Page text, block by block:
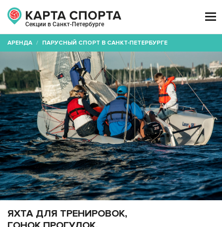
Секции в Санкт-Петербурге

АРЕНДА / ПАРУСНЫЙ СПОРТ В САНКТ-ПЕТЕРБУРГЕ
ЯХТА ДЛЯ ТРЕНИРОВОК,